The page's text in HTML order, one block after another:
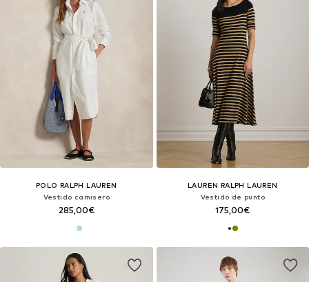
POLO RALPH LAUREN
Vestido camisero
285,00€
LAUREN RALPH LAUREN
Vestido de punto
175,00€